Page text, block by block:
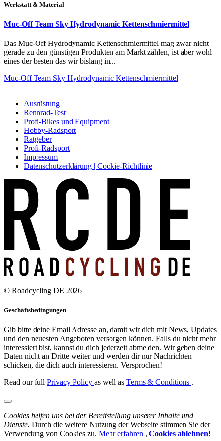
Werkstatt & Material
Muc-Off Team Sky Hydrodynamic Kettenschmiermittel
Das Muc-Off Hydrodynamic Kettenschmiermittel mag zwar nicht
gerade zu den günstigen Produkten am Markt zählen, ist aber wohl
eines der besten das wir bislang in...
Muc-Off Team Sky Hydrodynamic Kettenschmiermittel
Ausrüstung
Rennrad-Test
Profi-Bikes und Equipment
Hobby-Radsport
Ratgeber
Profi-Radsport
Impressum
Datenschutzerklärung | Cookie-Richtlinie
© Roadcycling DE 2026
Geschäftsbedingungen
Gib bitte deine Email Adresse an, damit wir dich mit News, Updates
und den neuesten Angeboten versorgen können. Falls du nicht mehr
interessiert bist, kannst du dich jederzeit abmelden. Wir geben deine
Daten nicht an Dritte weiter und werden dir nur Nachrichten
schicken, die dich auch interessieren. Versprochen!
Read our full Privacy Policy as well as Terms & Conditions .
Cookies helfen uns bei der Bereitstellung unserer Inhalte und
Dienste. Durch die weitere Nutzung der Webseite stimmen Sie der
Verwendung von Cookies zu. Mehr erfahren , Cookies ablehnen!